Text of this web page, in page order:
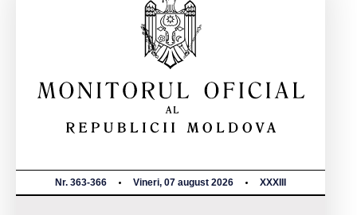
Nr. 363-366 Vineri, 07 august 2026 XXXIII